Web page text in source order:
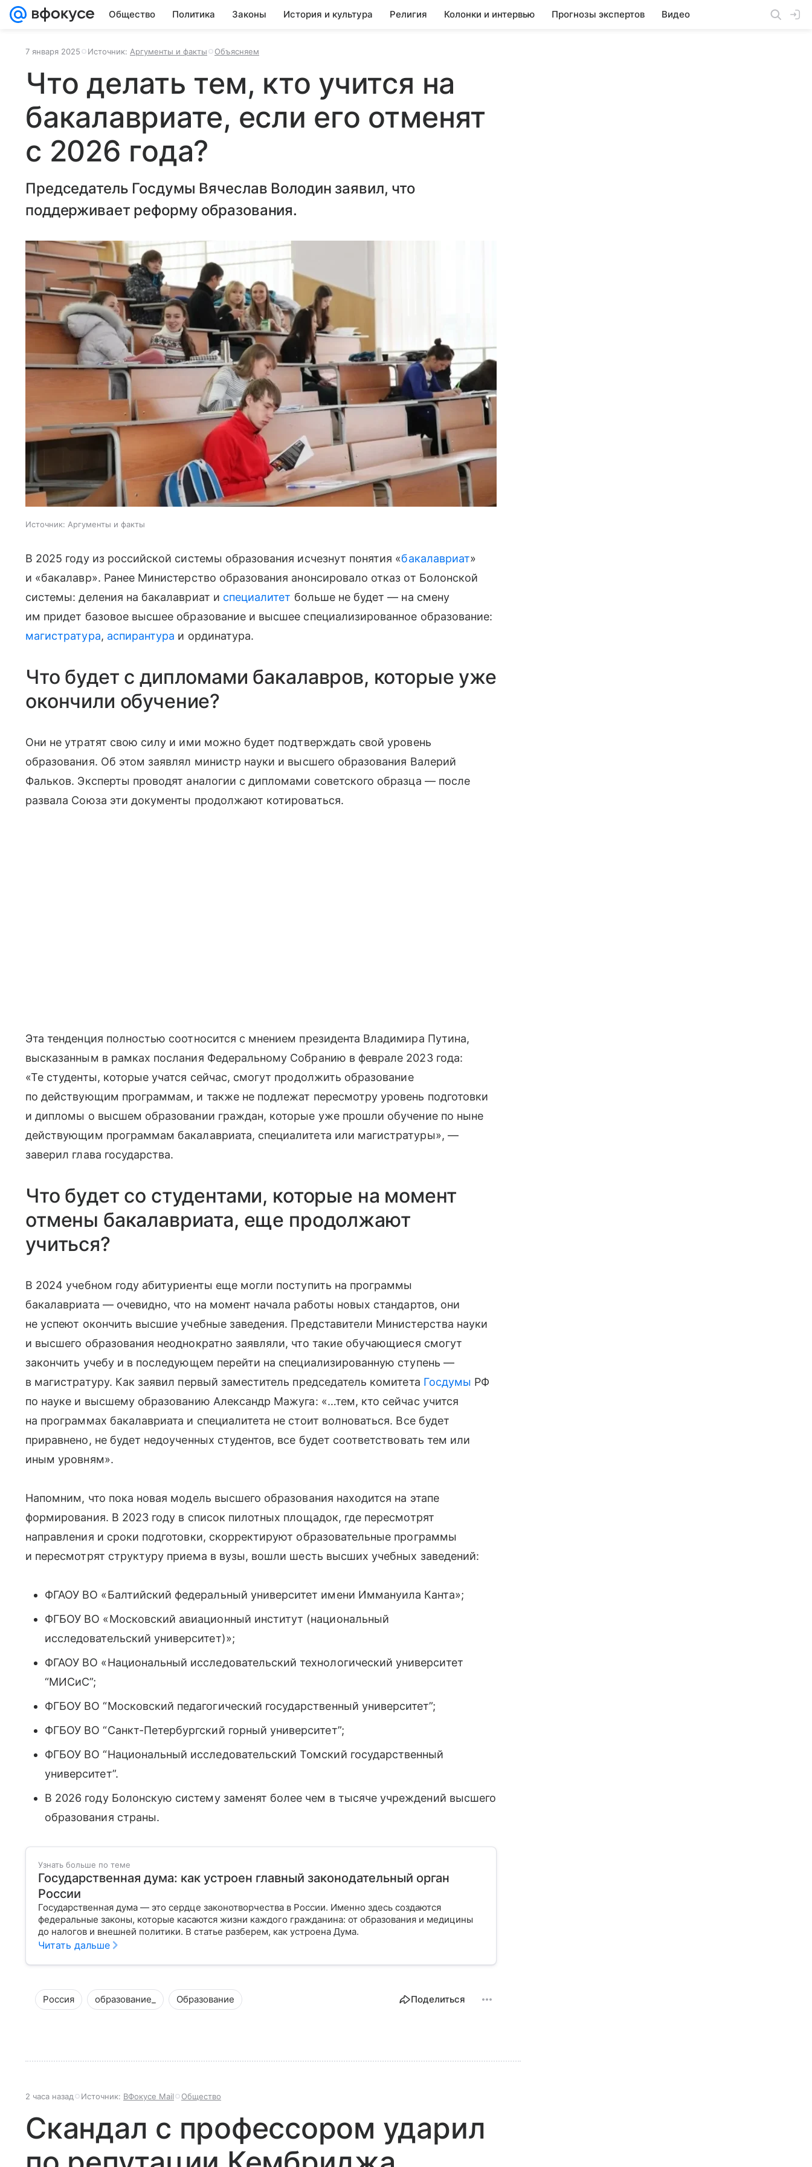
Общество Политика Законы История и культура Религия Колонки и интервью Прогнозы экспертов Видео
7 января 2025 Источник: Аргументы и факты Объясняем
Что делать тем, кто учится на
бакалавриате, если его отменят
с 2026 года?
Председатель Госдумы Вячеслав Володин заявил, что
поддерживает реформу образования.
Источник: Аргументы и факты
В 2025 году из российской системы образования исчезнут понятия «бакалавриат»
и «бакалавр». Ранее Министерство образования анонсировало отказ от Болонской
системы: деления на бакалавриат и специалитет больше не будет — на смену
им придет базовое высшее образование и высшее специализированное образование:
магистратура, аспирантура и ординатура.
Что будет с дипломами бакалавров, которые уже
окончили обучение?
Они не утратят свою силу и ими можно будет подтверждать свой уровень
образования. Об этом заявлял министр науки и высшего образования Валерий
Фальков. Эксперты проводят аналогии с дипломами советского образца — после
развала Союза эти документы продолжают котироваться.
Эта тенденция полностью соотносится с мнением президента Владимира Путина,
высказанным в рамках послания Федеральному Собранию в феврале 2023 года:
«Те студенты, которые учатся сейчас, смогут продолжить образование
по действующим программам, и также не подлежат пересмотру уровень подготовки
и дипломы о высшем образовании граждан, которые уже прошли обучение по ныне
действующим программам бакалавриата, специалитета или магистратуры», —
заверил глава государства.
Что будет со студентами, которые на момент
отмены бакалавриата, еще продолжают
учиться?
В 2024 учебном году абитуриенты еще могли поступить на программы
бакалавриата — очевидно, что на момент начала работы новых стандартов, они
не успеют окончить высшие учебные заведения. Представители Министерства науки
и высшего образования неоднократно заявляли, что такие обучающиеся смогут
закончить учебу и в последующем перейти на специализированную ступень —
в магистратуру. Как заявил первый заместитель председатель комитета Госдумы РФ
по науке и высшему образованию Александр Мажуга: «…тем, кто сейчас учится
на программах бакалавриата и специалитета не стоит волноваться. Все будет
приравнено, не будет недоученных студентов, все будет соответствовать тем или
иным уровням».
Напомним, что пока новая модель высшего образования находится на этапе
формирования. В 2023 году в список пилотных площадок, где пересмотрят
направления и сроки подготовки, скорректируют образовательные программы
и пересмотрят структуру приема в вузы, вошли шесть высших учебных заведений:
ФГАОУ ВО «Балтийский федеральный университет имени Иммануила Канта»;
ФГБОУ ВО «Московский авиационный институт (национальный
исследовательский университет)»;
ФГАОУ ВО «Национальный исследовательский технологический университет
“МИСиС”;
ФГБОУ ВО “Московский педагогический государственный университет”;
ФГБОУ ВО “Санкт-Петербургский горный университет”;
ФГБОУ ВО “Национальный исследовательский Томский государственный
университет”.
В 2026 году Болонскую систему заменят более чем в тысяче учреждений высшего
образования страны.
Узнать больше по теме
Государственная дума: как устроен главный законодательный орган
России
Государственная дума — это сердце законотворчества в России. Именно здесь создаются
федеральные законы, которые касаются жизни каждого гражданина: от образования и медицины
до налогов и внешней политики. В статье разберем, как устроена Дума.
Читать дальше
Россия образование_ Образование Поделиться
2 часа назад Источник: ВФокусе Mail Общество
Скандал с профессором ударил